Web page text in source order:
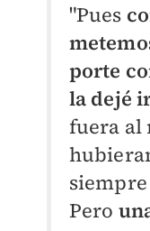
"Pues
porte
la dejé
fuera al
Pero